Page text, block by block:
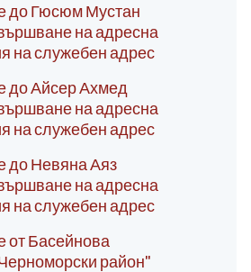
до Гюсюм Мустан
на адресна
на служебен адрес
до Айсер Ахмед
на адресна
на служебен адрес
до Невяна Аяз
на адресна
на служебен адрес
Басейнова
район"